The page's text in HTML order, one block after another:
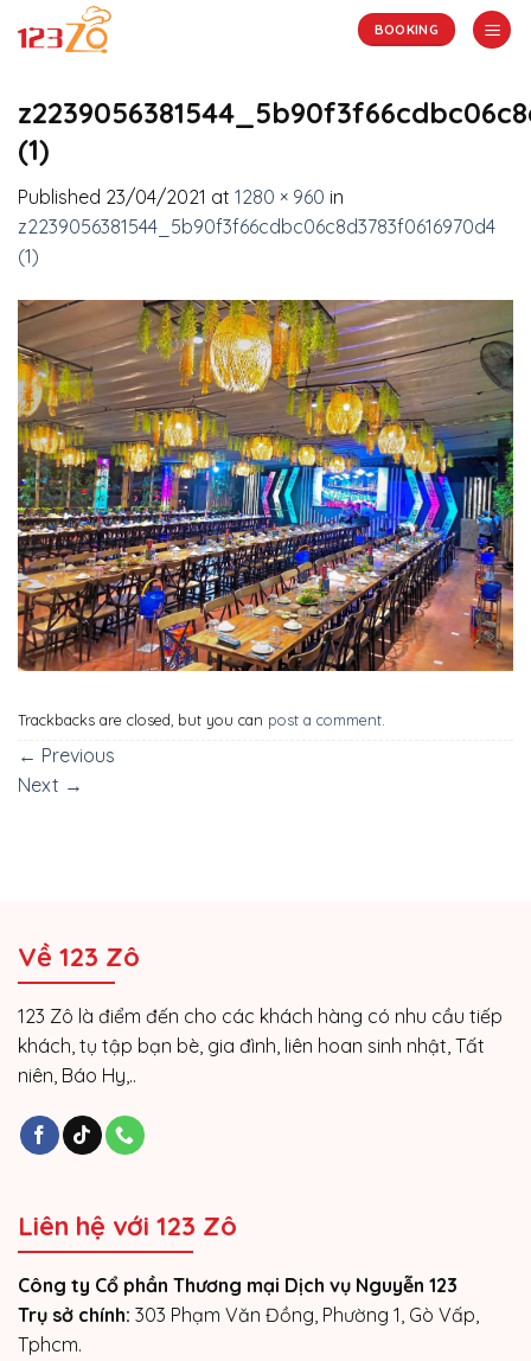
BOOKING
(1)
Published 23/04/2021 at 1280 × 960 in
z2239056381544_5b90f3f66cdbc06c8d3783f0616970d4
(1)
Trackbacks are closed, but you can post a comment
← Previous
Next →
Về 123 Zô
123 Zô là điểm đến cho các khách hàng có nhu cầu tiếp
khách, tụ tập bạn bè, gia đình, liên hoan sinh nhật, Tất
niên, Báo Hy,..
Liên hệ với 123 Zô
Công ty Cổ phần Thương mại Dịch vụ Nguyễn 123
Trụ sở chính: 303 Phạm Văn Đồng, Phường 1, Gò Vấp,
Tphcm.